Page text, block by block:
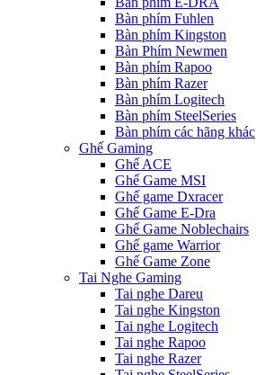
Bàn phím Fuhlen
Bàn phím Kingston
Bàn Phím Newmen
Bàn phím Rapoo
Bàn phím Razer
Bàn phím Logitech
Bàn phím SteelSeries
Bàn phím các hãng khác
Ghế Gaming
Ghế ACE
Ghế Game MSI
Ghế game Dxracer
Ghế Game E-Dra
Ghế Game Noblechairs
Ghế game Warrior
Ghế Game Zone
Tai Nghe Gaming
Tai nghe Dareu
Tai nghe Kingston
Tai nghe Logitech
Tai nghe Rapoo
Tai nghe Razer